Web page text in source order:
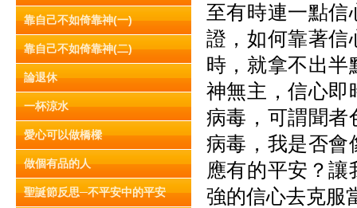
靠自己不如倚靠神(一)
靠自己不如倚靠神(二)
論退休
一杯涼水
愛心可以做橋樑
做個有品的人
聖誕節反思─不平安中的平安
至有時連一點信
證，如何靠著信
時，就拿不出半
神無主，信心即
病毒，可謂聞者
病毒，我是否會
應有的平安？
強的信心去克服